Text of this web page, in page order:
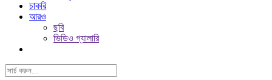
চাকরি
আরও
ছবি
ভিডিও গ্যালারি